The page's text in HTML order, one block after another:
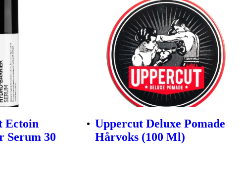
Ectoin
Serum 30
Uppercut Deluxe Pomade
Hårvoks (100 Ml)